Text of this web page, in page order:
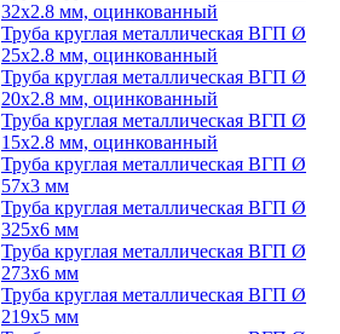
32х2.8 мм, оцинкованный
Труба круглая металлическая ВГП Ø
25х2.8 мм, оцинкованный
Труба круглая металлическая ВГП Ø
20х2.8 мм, оцинкованный
Труба круглая металлическая ВГП Ø
15х2.8 мм, оцинкованный
Труба круглая металлическая ВГП Ø
57х3 мм
Труба круглая металлическая ВГП Ø
325х6 мм
Труба круглая металлическая ВГП Ø
273х6 мм
Труба круглая металлическая ВГП Ø
219х5 мм